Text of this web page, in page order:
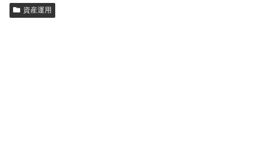
資産運用